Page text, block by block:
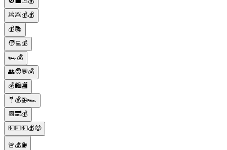
💩💩💰💰
💰📚
🧑‍💻💰
🏎️💰
👥🧑💬💰
💰🛍️🏬
🤵💰🚁🏎
📆🔜💰
💵💴💵💰🤑
🚨💰⛽